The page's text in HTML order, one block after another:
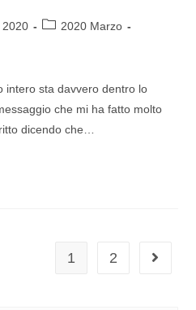
2020
2020 Marzo
intero sta davvero dentro lo
che mi ha fatto molto
dicendo che…
1 2